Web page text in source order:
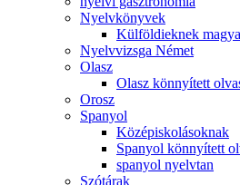
Nyelvkönyvek
Külföldieknek
Nyelvvizsga Német
Olasz
Olasz könnyített
Orosz
Spanyol
Középiskolásoknak
Spanyol könnyített
spanyol nyelvtan
Szótárak